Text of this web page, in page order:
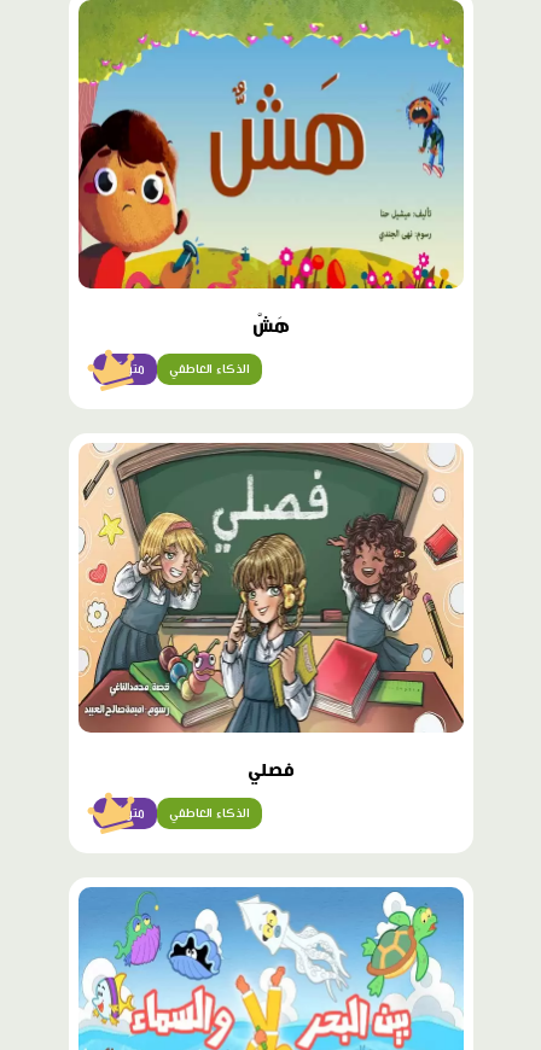
محتوى
مميّز
هَشٌّ
متوسّط الذكاء العاطفي
محتوى
مميّز
فصلي
متوسّط الذكاء العاطفي
محتوى
مميّز